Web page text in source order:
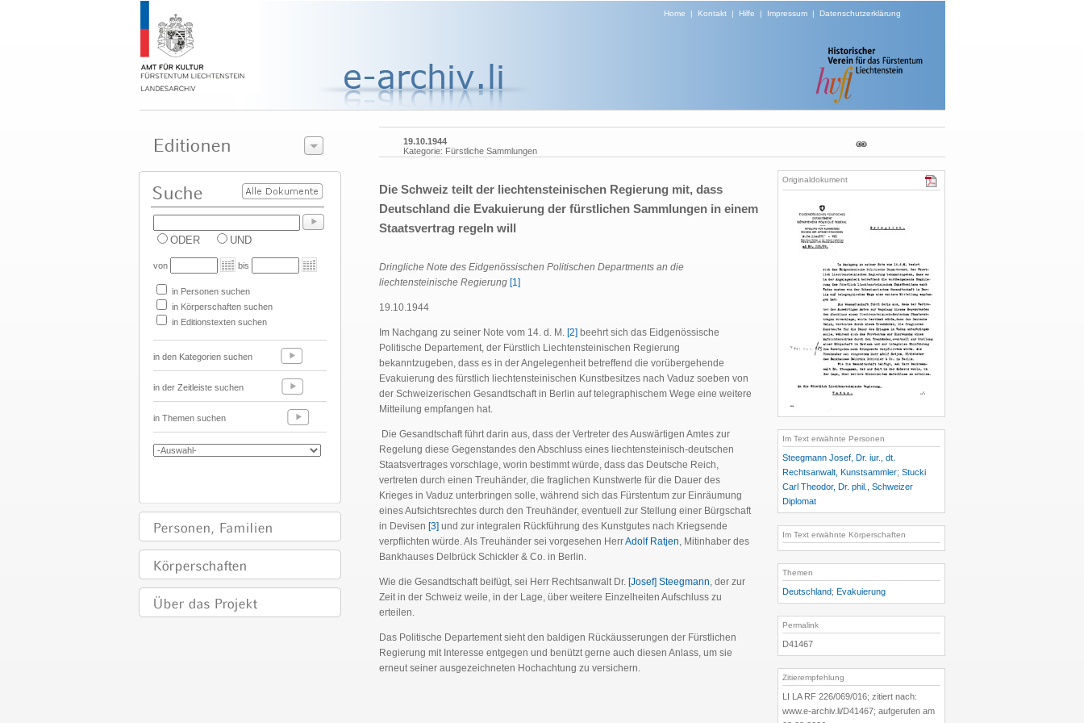
Home | Kontakt| Hilfe | Impressum| Datenschutzerklärung
ODER UND
von bis
in Personen suchen
in Körperschaften suchen
in Editionstexten suchen
in den Kategorien suchen
in der Zeitleiste suchen
in Themen suchen
19.10.1944
Kategorie: Fürstliche Sammlungen
Die Schweiz teilt der liechtensteinischen Regierung mit, dass
Deutschland die Evakuierung der fürstlichen Sammlungen in einem
Staatsvertrag regeln will
Dringliche Note des Eidgenössischen Politischen Departments an die
liechtensteinische Regierung [1]
19.10.1944
Im Nachgang zu seiner Note vom 14. d. M. [2] beehrt sich das Eidgenössische
Politische Departement, der Fürstlich Liechtensteinischen Regierung
bekanntzugeben, dass es in der Angelegenheit betreffend die vorübergehende
Evakuierung des fürstlich liechtensteinischen Kunstbesitzes nach Vaduz soeben von
der Schweizerischen Gesandtschaft in Berlin auf telegraphischem Wege eine weitere
Mitteilung empfangen hat.
Die Gesandtschaft führt darin aus, dass der Vertreter des Auswärtigen Amtes zur
Regelung diese Gegenstandes den Abschluss eines liechtensteinisch-deutschen
Staatsvertrages vorschlage, worin bestimmt würde, dass das Deutsche Reich,
vertreten durch einen Treuhänder, die fraglichen Kunstwerte für die Dauer des
Krieges in Vaduz unterbringen solle, während sich das Fürstentum zur Einräumung
eines Aufsichtsrechtes durch den Treuhänder, eventuell zur Stellung einer Bürgschaft
in Devisen [3] und zur integralen Rückführung des Kunstgutes nach Kriegsende
verpflichten würde. Als Treuhänder sei vorgesehen HerrAdolf Ratjen, Mitinhaber des
Bankhauses Delbrück Schickler & Co. in Berlin.
Wie die Gesandtschaft beifügt, sei Herr Rechtsanwalt Dr. [Josef] Steegmann, der zur
Zeit in der Schweiz weile, in der Lage, über weitere Einzelheiten Aufschluss zu
erteilen.
Das Politische Departement sieht den baldigen Rückäusserungen der Fürstlichen
Regierung mit Interesse entgegen und benützt gerne auch diesen Anlass, um sie
erneut seiner ausgezeichneten Hochachtung zu versichern.
Originaldokument
Im Text erwähnte Personen
Steegmann Josef, Dr. iur., dt.
Rechtsanwalt, Kunstsammler; Stucki
Carl Theodor, Dr. phil., Schweizer
Diplomat
Im Text erwähnte Körperschaften
Themen
Deutschland; Evakuierung
Permalink
D41467
Zitierempfehlung
LI LA RF 226/069/016; zitiert nach:
www.e-archiv.li/D41467; aufgerufen am